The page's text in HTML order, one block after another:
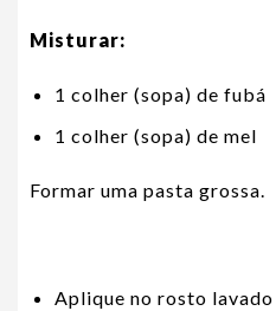
Misturar:
1 colher (sopa) de fubá
1 colher (sopa) de mel
Formar uma pasta grossa.
Aplique no rosto